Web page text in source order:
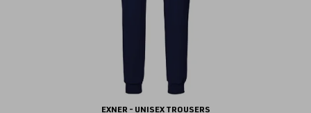
EXNER - UNISEX TROUSERS